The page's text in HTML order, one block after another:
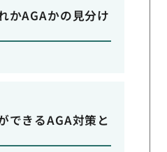
かAGAかの見分け
できるAGA対策と